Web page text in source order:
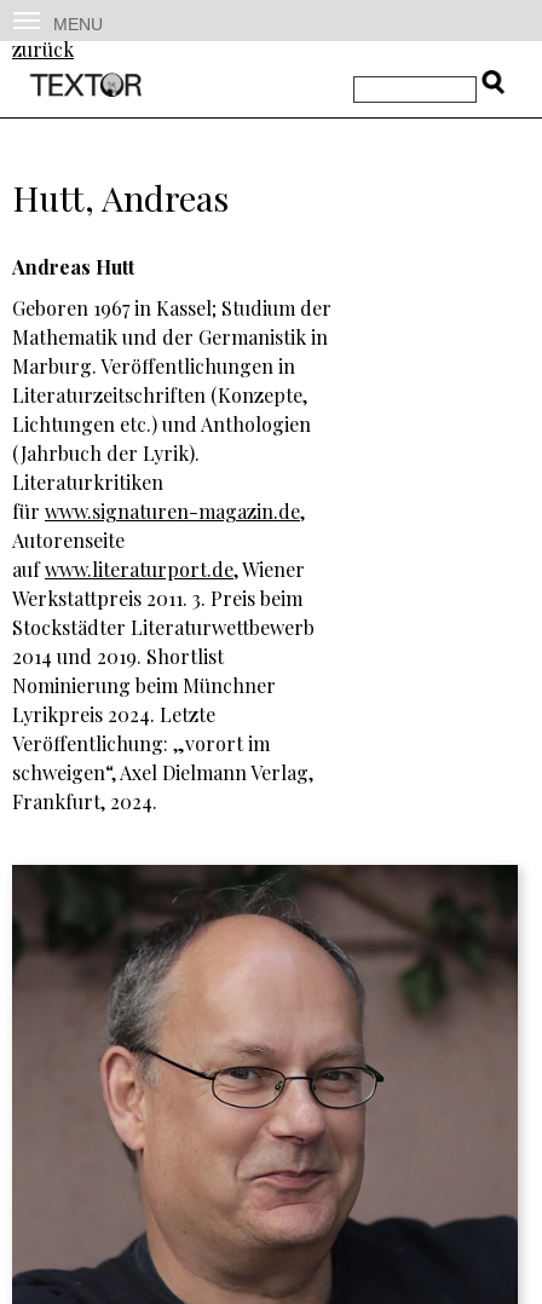
MENU
zurück
Hutt, Andreas
Andreas Hutt
Geboren 1967 in Kassel; Studium der
Mathematik und der Germanistik in
Marburg. Veröffentlichungen in
Literaturzeitschriften (Konzepte,
Lichtungen etc.) und Anthologien
(Jahrbuch der Lyrik).
Literaturkritiken
für www.signaturen-magazin.de,
Autorenseite
aufwww.literaturport.de, Wiener
Werkstattpreis 2011. 3. Preis beim
Stockstädter Literaturwettbewerb
2014 und 2019. Shortlist
Nominierung beim Münchner
Lyrikpreis 2024. Letzte
Veröffentlichung: „vorort im
schweigen“, Axel Dielmann Verlag,
Frankfurt, 2024.